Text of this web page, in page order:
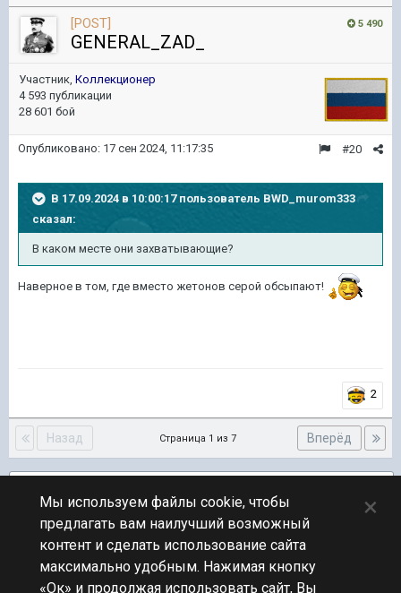
5 490
[POST]
GENERAL_ZAD_
Участник, Коллекционер
4 593 публикации
28 601 бой
#20
Опубликовано: 17 сен 2024, 11:17:35
В 17.09.2024 в 10:00:17 пользователь BWD_murom333
сказал:
В каком месте они захватывающие?
Наверное в том, где вместо жетонов серой обсыпают!
2
Назад Вперёд
Страница 1 из 7
ПЕРЕЙТИ К СПИСКУ ТЕМ
Новости
Мы используем файлы cookie, чтобы
предлагать вам наилучший возможный
контент и сделать использование сайта
максимально удобным. Нажимая кнопку
«Ок» и продолжая использовать сайт, Вы
×